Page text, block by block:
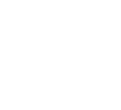
fra tredjeparter til at
samt til brug